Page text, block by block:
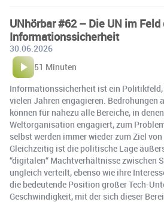
UNhörbar #62 – Die UN im Feld
Informationssicherheit
30.06.2026
51 Minuten
Informationssicherheit ist ein Politikfeld,
vielen Jahren engagieren. Bedrohungen
können für nahezu alle Bereiche, in
Weltorganisation engagiert, zum
selbst werden immer wieder zum Ziel
Gleichzeitig ist die politische Lage
“digitalen“ Machtverhältnisse zwischen
ungleich verteilt, ebenso wie ihre
die bedeutende Position großer Tech-
Geschwindigkeit, mit der sich dieser